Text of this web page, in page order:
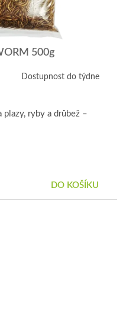
500g
Dostupnost do týdne
DO KOŠÍKU
plazy, ryby a drůbež –